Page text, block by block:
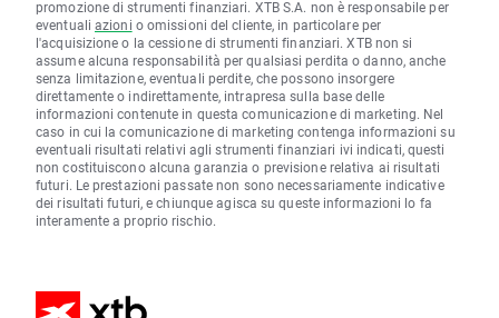
promozione di strumenti finanziari. XTB S.A. non è responsabile per
eventuali azioni o omissioni del cliente, in particolare per
l'acquisizione o la cessione di strumenti finanziari. XTB non si
assume alcuna responsabilità per qualsiasi perdita o danno, anche
senza limitazione, eventuali perdite, che possono insorgere
direttamente o indirettamente, intrapresa sulla base delle
informazioni contenute in questa comunicazione di marketing. Nel
caso in cui la comunicazione di marketing contenga informazioni su
eventuali risultati relativi agli strumenti finanziari ivi indicati, questi
non costituiscono alcuna garanzia o previsione relativa ai risultati
futuri. Le prestazioni passate non sono necessariamente indicative
dei risultati futuri, e chiunque agisca su queste informazioni lo fa
interamente a proprio rischio.